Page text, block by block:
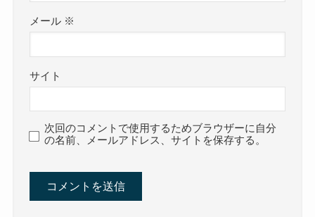
メール ※
サイト
次回のコメントで使用するためブラウザーに自分
の名前、メールアドレス、サイトを保存する。